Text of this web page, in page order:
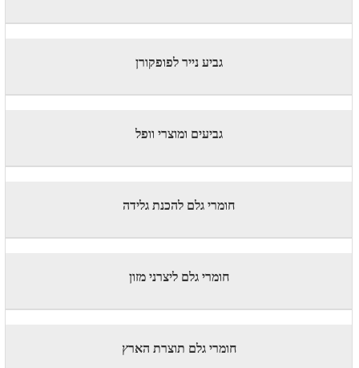
גביע נייר לפופקורן
גביעים ומוצרי וופל
חומרי גלם להכנת גלידה
חומרי גלם ליצרני מזון
חומרי גלם תוצרת הארץ